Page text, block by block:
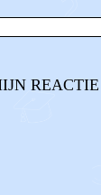
REACTIE